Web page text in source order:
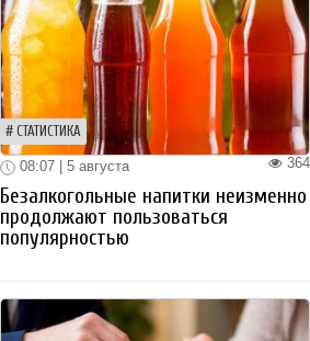
СТАТИСТИКА
364
08:07 | 5 августа
Безалкогольные напитки неизменно
продолжают пользоваться
популярностью